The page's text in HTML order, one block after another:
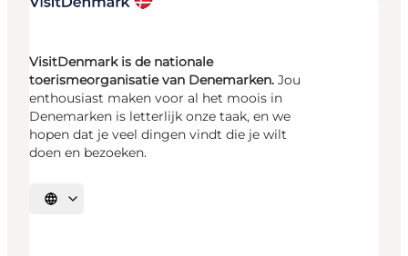
VisitDenmark is de nationale
toerismeorganisatie van Denemarken. Jou
enthousiast maken voor al het moois in
Denemarken is letterlijk onze taak, en we
hopen dat je veel dingen vindt die je wilt
doen en bezoeken.
Selecteer taal